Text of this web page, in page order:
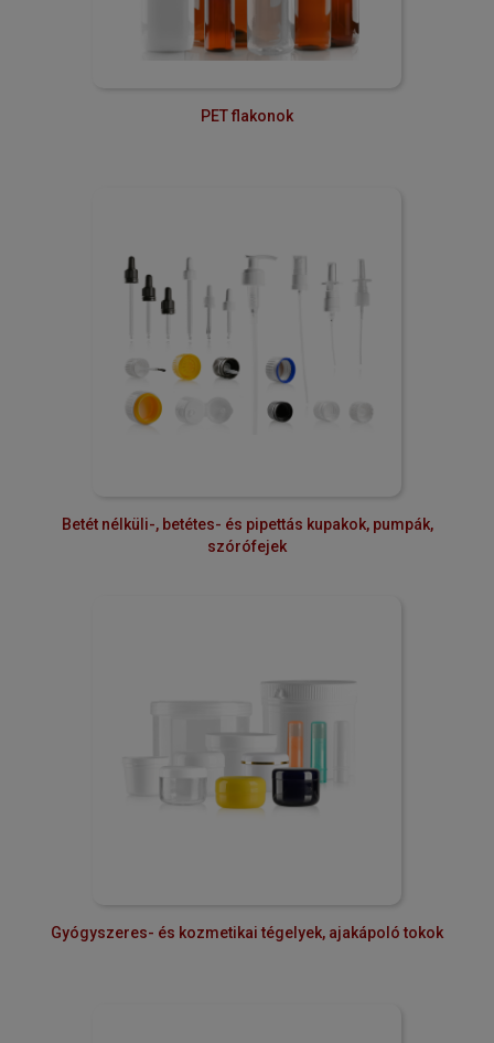
PET flakonok
Betét nélküli-, betétes- és pipettás kupakok, pumpák,
szórófejek
Gyógyszeres- és kozmetikai tégelyek, ajakápoló tokok